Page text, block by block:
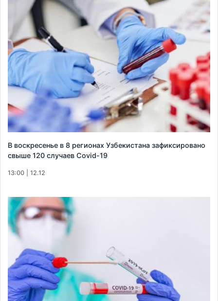
В воскресенье в 8 регионах Узбекистана зафиксировано
свыше 120 случаев Covid-19
13:00 | 12.12